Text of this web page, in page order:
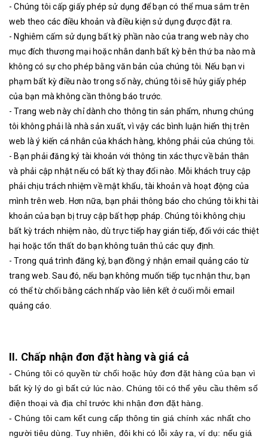
- Chúng tôi cấp giấy phép sử dụng để bạn có thể mua sắm trên
web theo các điều khoản và điều kiện sử dụng được đặt ra.
- Nghiêm cấm sử dụng bất kỳ phần nào của trang web này cho
mục đích thương mại hoặc nhân danh bất kỳ bên thứ ba nào mà
không có sự cho phép bằng văn bản của chúng tôi. Nếu bạn vi
phạm bất kỳ điều nào trong số này, chúng tôi sẽ hủy giấy phép
của bạn mà không cần thông báo trước.
- Trang web này chỉ dành cho thông tin sản phẩm, nhưng chúng
tôi không phải là nhà sản xuất, vì vậy các bình luận hiển thị trên
web là ý kiến ​​cá nhân của khách hàng, không phải của chúng tôi.
- Bạn phải đăng ký tài khoản với thông tin xác thực về bản thân
và phải cập nhật nếu có bất kỳ thay đổi nào. Mỗi khách truy cập
phải chịu trách nhiệm về mật khẩu, tài khoản và hoạt động của
mình trên web.
Hơn nữa, bạn phải thông báo cho chúng tôi khi tài
khoản của bạn bị truy cập bất hợp pháp. Chúng tôi không chịu
bất kỳ trách nhiệm nào, dù trực tiếp hay gián tiếp, đối với các thiệt
hại hoặc tổn thất do bạn không tuân thủ các quy định.
- Trong quá trình đăng ký, bạn đồng ý nhận email quảng cáo từ
trang web.Sau đó, nếu bạn không muốn tiếp tục nhận thư, bạn
có thể từ chối bằng cách nhấp vào liên kết ở cuối mỗi email
quảng cáo.
II. Chấp nhận đơn đặt hàng và giá cả
- Chúng tôi có quyền từ chối hoặc hủy đơn đặt hàng của bạn vì
bất kỳ lý do gì bất cứ lúc nào. Chúng tôi có thể yêu cầu thêm số
điện thoại và địa chỉ trước khi nhận đơn đặt hàng.
- Chúng tôi cam kết cung cấp thông tin giá chính xác nhất cho
người tiêu dùng.Tuy nhiên, đôi khi có lỗi xảy ra, ví dụ: nếu giá